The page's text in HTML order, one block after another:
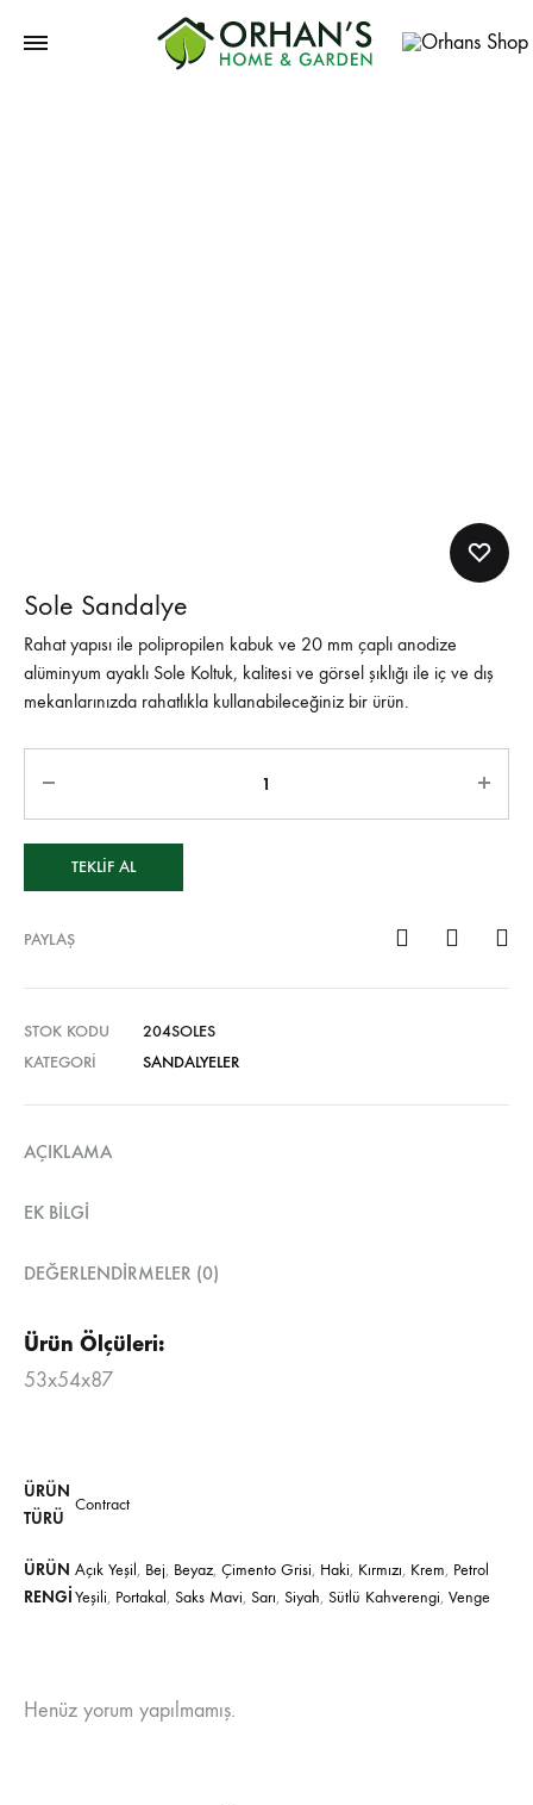
Sole Sandalye
Rahat yapısı ile polipropilen kabuk ve 20 mm çaplı anodize
alüminyum ayaklı Sole Koltuk, kalitesi ve görsel şıklığı ile iç ve dış
mekanlarınızda rahatlıkla kullanabileceğiniz bir ürün.
TEKLIF AL
PAYLAŞ
STOK KODU
204SOLES
KATEGORI
SANDALYELER
AÇIKLAMA
EK BILGI
DEĞERLENDIRMELER (0)
Ürün Ölçüleri:
53x54x87
ÜRÜN
TÜRÜ
Contract
ÜRÜN
RENGI
Açık Yeşil, Bej, Beyaz, Çimento Grisi, Haki, Kırmızı, Krem, Petrol
Yeşili, Portakal, Saks Mavi, Sarı, Siyah, Sütlü Kahverengi, Venge
Henüz yorum yapılmamış.